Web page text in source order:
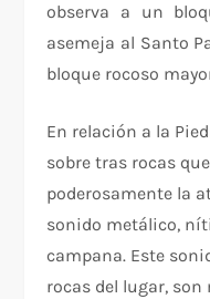
observa a un
asemeja al Santo
bloque rocoso
En relación a la
sobre tras rocas
poderosamente la
sonido metálico,
campana. Este
rocas del lugar,